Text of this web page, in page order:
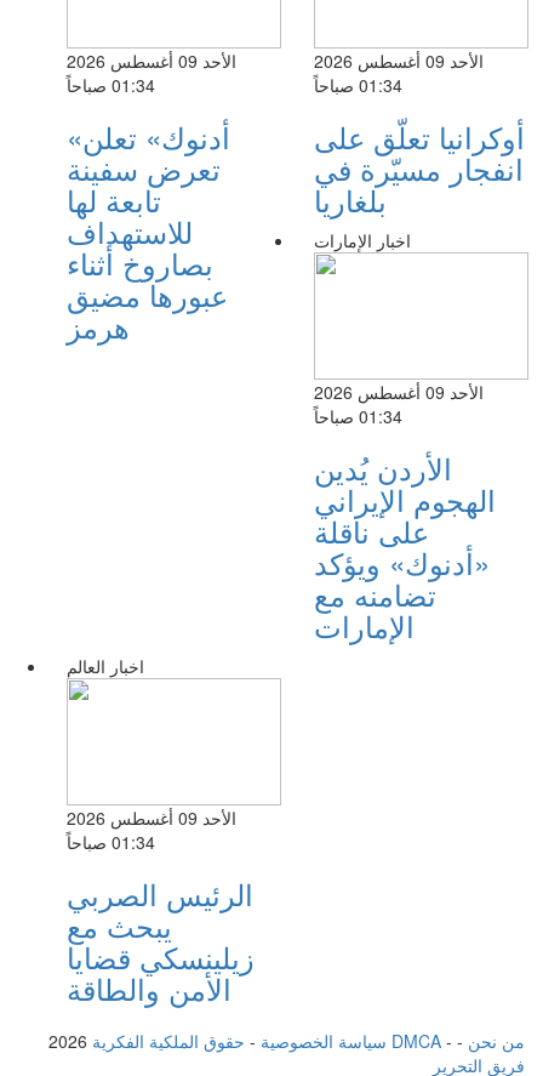
الأحد 09 أغسطس 2026
01:34 صباحاً
«أدنوك» تعلن
تعرض سفينة
تابعة لها
للاستهداف
بصاروخ أثناء
عبورها مضيق
هرمز
الأحد 09 أغسطس 2026
01:34 صباحاً
أوكرانيا تعلّق على
انفجار مسيّرة في
بلغاريا
اخبار الإمارات
الأحد 09 أغسطس 2026
01:34 صباحاً
الأردن يُدين
الهجوم الإيراني
على ناقلة
«أدنوك» ويؤكد
تضامنه مع
الإمارات
اخبار العالم
الأحد 09 أغسطس 2026
01:34 صباحاً
الرئيس الصربي
يبحث مع
زيلينسكي قضايا
الأمن والطاقة
2026 سياسة الخصوصية - حقوق الملكية الفكرية DMCA - من نحن -
فريق التحرير